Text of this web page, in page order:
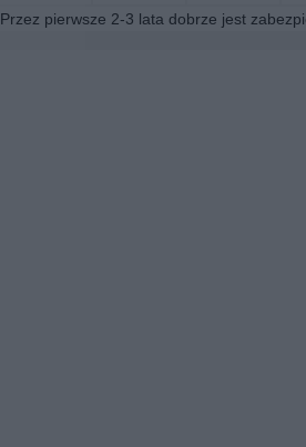
Przez pierwsze 2-3 lata dobrze jest